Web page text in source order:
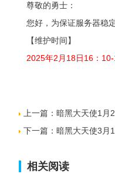
尊敬的勇士：
您好，为保证服务器稳定
【维护时间】
2025年2 月18日16：
上一篇： 暗黑大天使1月
下一篇： 暗黑大天使3月
相关阅读